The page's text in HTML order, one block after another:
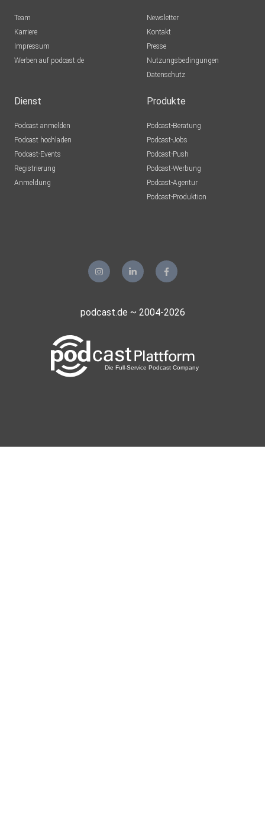
Team
Karriere
Impressum
Werben auf podcast.de
Newsletter
Kontakt
Presse
Nutzungsbedingungen
Datenschutz
Dienst
Podcast anmelden
Podcast hochladen
Podcast-Events
Registrierung
Anmeldung
Produkte
Podcast-Beratung
Podcast-Jobs
Podcast-Push
Podcast-Werbung
Podcast-Agentur
Podcast-Produktion
podcast.de ~ 2004-2026